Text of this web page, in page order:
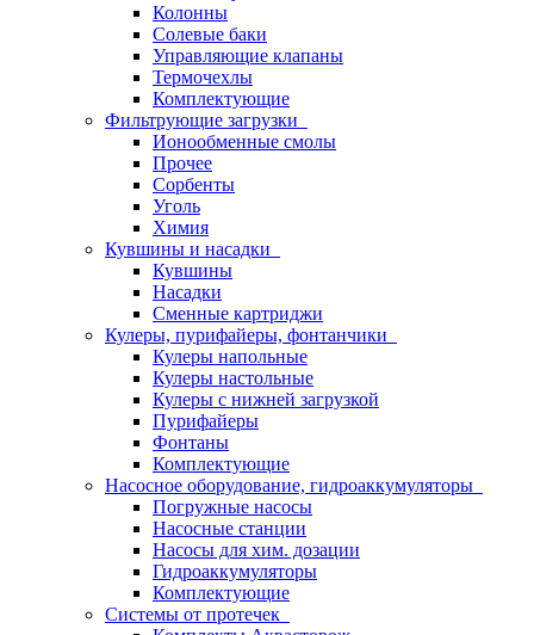
Колонны
Солевые баки
Управляющие клапаны
Термочехлы
Комплектующие
Фильтрующие загрузки
Ионообменные смолы
Прочее
Сорбенты
Уголь
Химия
Кувшины и насадки
Кувшины
Насадки
Сменные картриджи
Кулеры, пурифайеры, фонтанчики
Кулеры напольные
Кулеры настольные
Кулеры с нижней загрузкой
Пурифайеры
Фонтаны
Комплектующие
Насосное оборудование, гидроаккумуляторы
Погружные насосы
Насосные станции
Насосы для хим. дозации
Гидроаккумуляторы
Комплектующие
Системы от протечек